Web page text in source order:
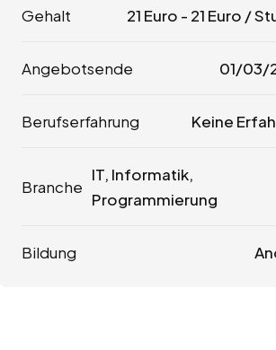
Gehalt 21 Euro - 21 Euro /
Angebotsende 01/03/
Berufserfahrung Keine
Branche
IT, Informatik,
Programmierung
Bildung